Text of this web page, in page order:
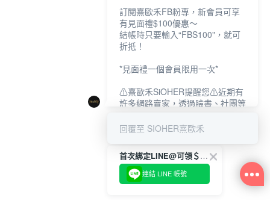
首次綁定LINE@可領＄100折扣優惠
連結 LINE 帳號
訂閱熹歐禾FB粉專，新會員可享
有見面禮$100優惠～
結帳時只要輸入“FBS100"，就可
折抵！
*見面禮一個會員限用一次*
⚠熹歐禾SiOHER提醒您⚠近期有
許多網路賣家，透過臉書、社團等
SiOHER』品牌授權、或有內部管
消費者上當及受害。
如有疑慮請至官網先訂單查尋如
〝TM / TS / TG〞開頭,都是我們
回覆至 SIOHER熹歐禾